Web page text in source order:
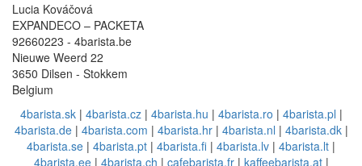
Lucia Kováčová
EXPANDECO – PACKETA
92660223 - 4barista.be
Nieuwe Weerd 22
3650 Dilsen - Stokkem
Belgium
4barista.sk| 4barista.cz| 4barista.hu | 4barista.ro | 4barista.pl |
4barista.de| 4barista.com | 4barista.hr| 4barista.nl | 4barista.dk|
4barista.se | 4barista.pt | 4barista.fi | 4barista.lv | 4barista.lt |
4barista.ee| 4barista.ch | cafebarista.fr| kaffeebarista.at|